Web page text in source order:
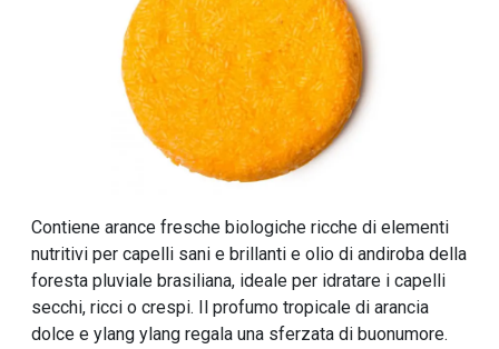
Contiene arance fresche biologiche ricche di elementi
nutritivi per capelli sani e brillanti e olio di andiroba della
foresta pluviale brasiliana, ideale per idratare i capelli
secchi, ricci o crespi. Il profumo tropicale di arancia
dolce e ylang ylang regala una sferzata di buonumore.